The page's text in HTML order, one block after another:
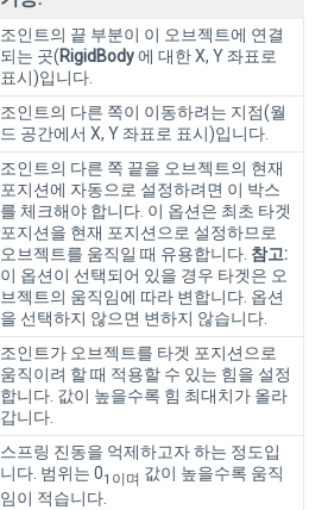
조인트의 끝 부분이 이 오브젝트에 연결
되는 곳(RigidBody에 대한 X, Y 좌표로
표시)입니다.
조인트의 다른 쪽이 이동하려는 지점(월
드 공간에서 X, Y 좌표로 표시)입니다.
조인트의 다른 쪽 끝을 오브젝트의 현재
포지션에 자동으로 설정하려면 이 박스
를 체크해야 합니다. 이 옵션은 최초 타겟
포지션을 현재 포지션으로 설정하므로
오브젝트를 움직일 때 유용합니다. 참고:
이 옵션이 선택되어 있을 경우 타겟은 오
브젝트의 움직임에 따라 변합니다. 옵션
을 선택하지 않으면 변하지 않습니다.
조인트가 오브젝트를 타겟 포지션으로
움직이려 할 때 적용할 수 있는 힘을 설정
합니다. 값이 높을수록 힘 최대치가 올라
갑니다.
스프링 진동을 억제하고자 하는 정도입
니다. 범위는 01이며 값이 높을수록 움직
임이 적습니다.